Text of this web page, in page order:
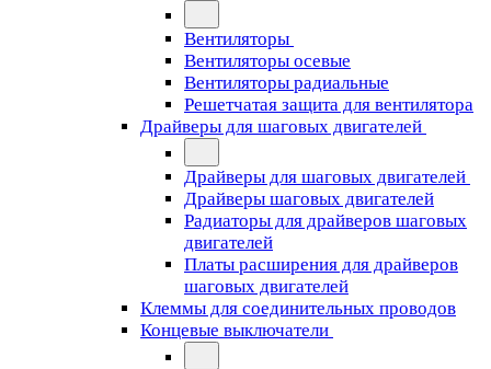
Вентиляторы
Вентиляторы осевые
Вентиляторы радиальные
Решетчатая защита для вентилятора
Драйверы для шаговых двигателей
Драйверы для шаговых двигателей
Драйверы шаговых двигателей
Радиаторы для драйверов шаговых
двигателей
Платы расширения для драйверов
шаговых двигателей
Клеммы для соединительных проводов
Концевые выключатели